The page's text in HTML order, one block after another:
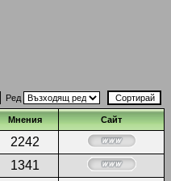
Ред
Мнения Сайт
2242
1341